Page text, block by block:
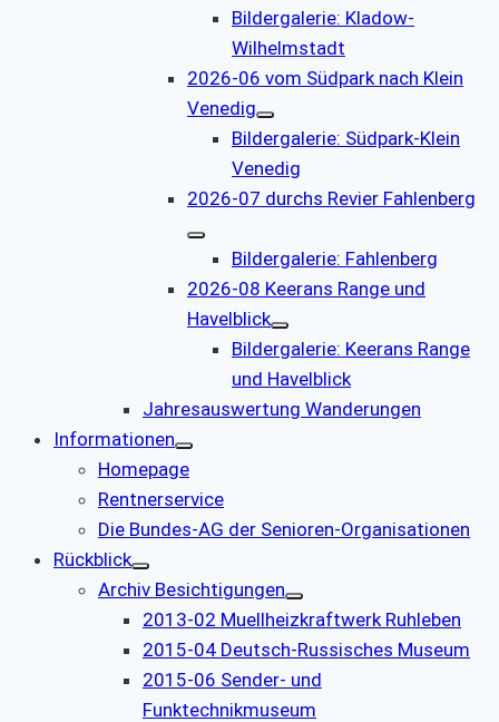
Bildergalerie: Kladow-
Wilhelmstadt
2026-06 vom Südpark nach Klein
Venedig
Bildergalerie: Südpark-Klein
Venedig
2026-07 durchs Revier Fahlenberg
Bildergalerie: Fahlenberg
2026-08 Keerans Range und
Havelblick
Bildergalerie: Keerans Range
und Havelblick
Jahresauswertung Wanderungen
Informationen
Homepage
Rentnerservice
Die Bundes-AG der Senioren-Organisationen
Rückblick
Archiv Besichtigungen
2013-02 Muellheizkraftwerk Ruhleben
2015-04 Deutsch-Russisches Museum
2015-06 Sender- und
Funktechnikmuseum